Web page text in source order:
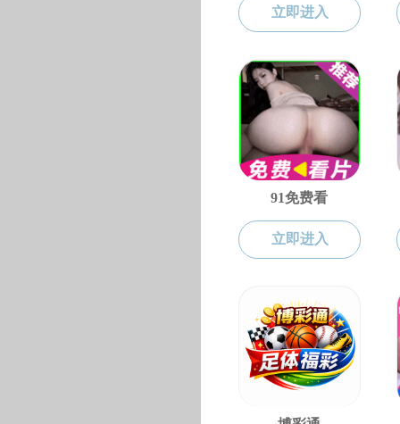
该专业培养系统
制造、轨道交通
科学研究与应用、
车辆工程
该专业培养掌
业从事轨道车辆设
土木工程
该专业培养适
础知识、基础理
国际化工程技术人